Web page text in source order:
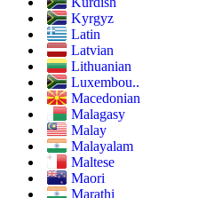
Kyrgyz
Latin
Latvian
Lithuanian
Luxembou..
Macedonian
Malagasy
Malay
Malayalam
Maltese
Maori
Marathi